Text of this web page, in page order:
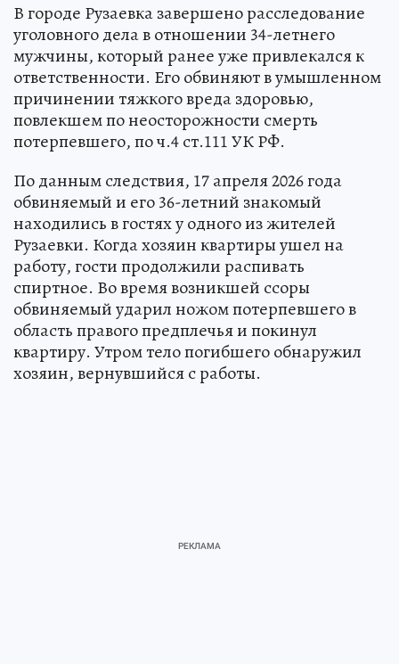
В городе Рузаевка завершено расследование
уголовного дела в отношении 34-летнего
мужчины, который ранее уже привлекался к
ответственности. Его обвиняют в умышленном
причинении тяжкого вреда здоровью,
повлекшем по неосторожности смерть
потерпевшего, по ч.4 ст.111 УК РФ.
По данным следствия, 17 апреля 2026 года
обвиняемый и его 36-летний знакомый
находились в гостях у одного из жителей
Рузаевки. Когда хозяин квартиры ушел на
работу, гости продолжили распивать
спиртное. Во время возникшей ссоры
обвиняемый ударил ножом потерпевшего в
область правого предплечья и покинул
квартиру. Утром тело погибшего обнаружил
хозяин, вернувшийся с работы.